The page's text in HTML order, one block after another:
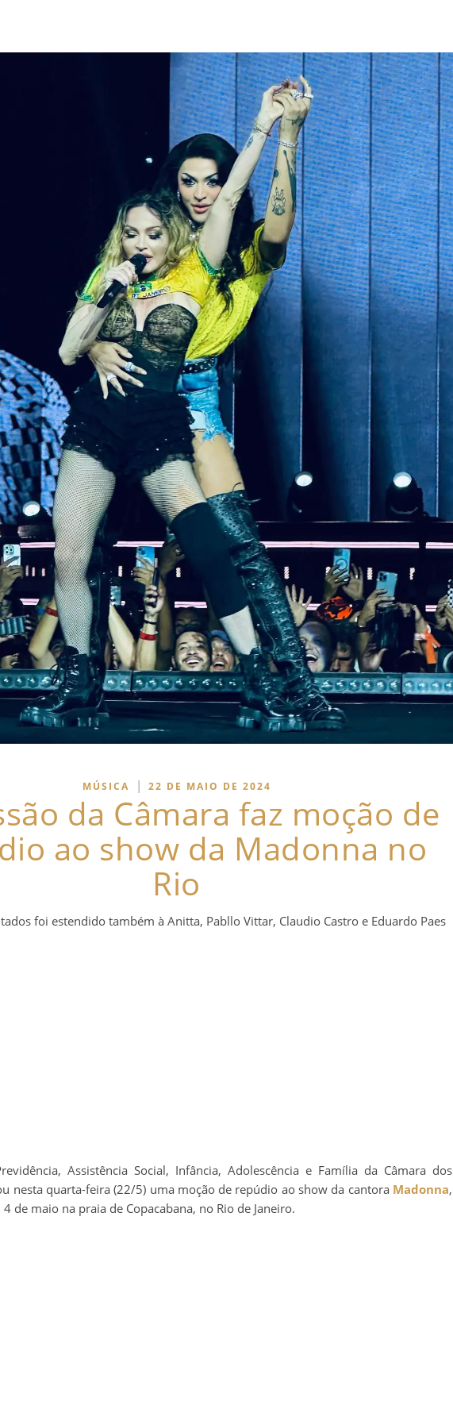
MÚSICA | 22 DE MAIO DE 2024
da Câmara faz moção de
ao show da Madonna no
Rio
foi estendido também à Anitta, Pabllo Vittar, Claudio Castro e Eduardo Paes
Assistência Social, Infância, Adolescência e Família da Câmara dos
nesta quarta-feira (22/5) uma moção de repúdio ao show da cantora Madonna,
de maio na praia de Copacabana, no Rio de Janeiro.